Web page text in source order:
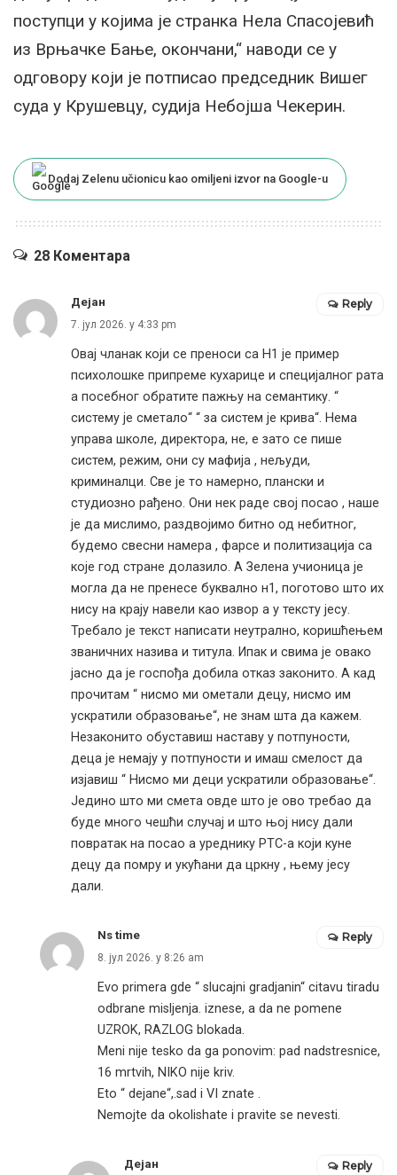
поступци у којима је странка Нела Спасојевић
из Врњачке Бање, окончани,“ наводи се у
одговору који је потписао председник Вишег
суда у Крушевцу, судија Небојша Чекерин.
Dodaj Zelenu učionicu kao omiljeni izvor na Google-u
28 Коментара
Дејан
7. јул 2026. у 4:33 pm
Овај чланак који се преноси са Н1 је пример
психолошке припреме кухарице и специјалног рата
а посебног обратите пажњу на семантику. “
систему је сметало“ “ за систем је крива“. Нема
управа школе, директора, не, е зато се пише
систем, режим, они су мафија , нељуди,
криминалци. Све је то намерно, плански и
студиозно рађено. Они нек раде свој посао , наше
је да мислимо, раздвојимо битно од небитног,
будемо свесни намера , фарсе и политизација са
које год стране долазило. А Зелена учионица је
могла да не пренесе буквално н1, поготово што их
нису на крају навели као извор а у тексту јесу.
Требало је текст написати неутрално, коришћењем
званичних назива и титула. Ипак и свима је овако
јасно да је госпођа добила отказ законито. А кад
прочитам “ нисмо ми ометали децу, нисмо им
ускратили образовање“, не знам шта да кажем.
Незаконито обуставиш наставу у потпуности,
деца је немају у потпуности и имаш смелост да
изјавиш “ Нисмо ми деци ускратили образовање“.
Једино што ми смета овде што је ово требао да
буде много чешћи случај и што њој нису дали
повратак на посао а уреднику РТС-а који куне
децу да помру и укућани да цркну , њему јесу
дали.
Reply
Ns time
8. јул 2026. у 8:26 am
Evo primera gde “ slucajni gradjanin“ citavu tiradu
odbrane misljenja. iznese, a da ne pomene
UZROK, RAZLOG blokada.
Meni nije tesko da ga ponovim: pad nadstresnice,
16 mrtvih, NIKO nije kriv.
Eto “ dejane“,.sad i VI znate .
Nemojte da okolishate i pravite se nevesti.
Reply
Дејан Reply